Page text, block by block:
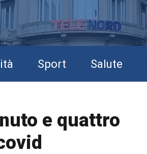
Sport Salute
e quattro